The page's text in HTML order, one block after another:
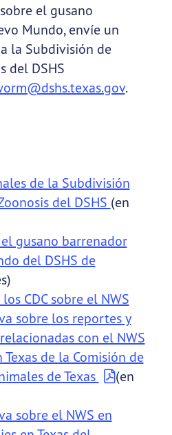
el gusano
Mundo, envíe un
la Subdivisión de
del DSHS
.
de la Subdivisión
del DSHS (en
gusano barrenador
del DSHS de
CDC sobre el NWS
sobre los reportes y
con el NWS
de la Comisión de
de Texas
(en
sobre el NWS en